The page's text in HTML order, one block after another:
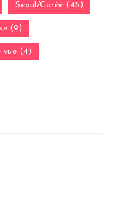
Séoul/Corée (45)
(9)
vue (4)